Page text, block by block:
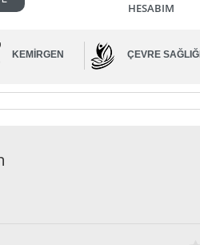
HESABIM
KEMIRGEN ÇEVRE SAĞLIĞI